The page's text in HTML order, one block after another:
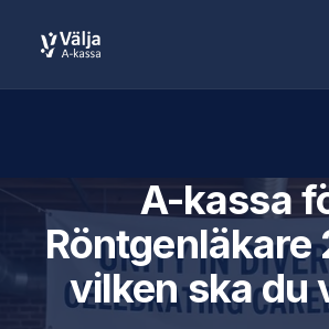
A-kassa
Röntgenläkare
vilken ska du